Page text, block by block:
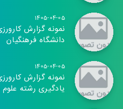
1405-04-05
دانشگاه فرهنگیان
1405-04-05
یادگیری رشته